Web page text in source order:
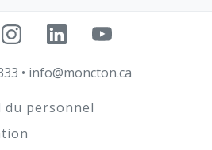
• info@moncton.ca
du personnel